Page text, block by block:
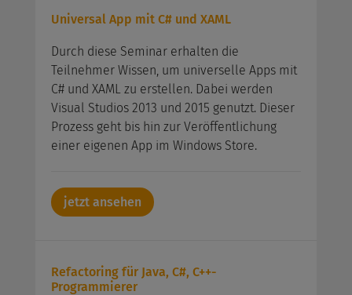
Universal App mit C# und XAML
Durch diese Seminar erhalten die
Teilnehmer Wissen, um universelle Apps mit
C# und XAML zu erstellen. Dabei werden
Visual Studios 2013 und 2015 genutzt. Dieser
Prozess geht bis hin zur Veröffentlichung
einer eigenen App im Windows Store.
jetzt ansehen
Refactoring für Java, C#, C++-
Programmierer